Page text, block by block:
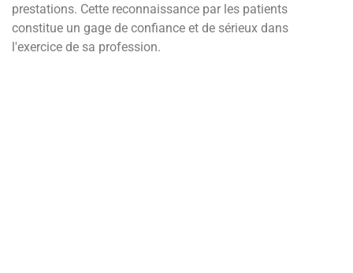
prestations. Cette reconnaissance par les patients
constitue un gage de confiance et de sérieux dans
l'exercice de sa profession.